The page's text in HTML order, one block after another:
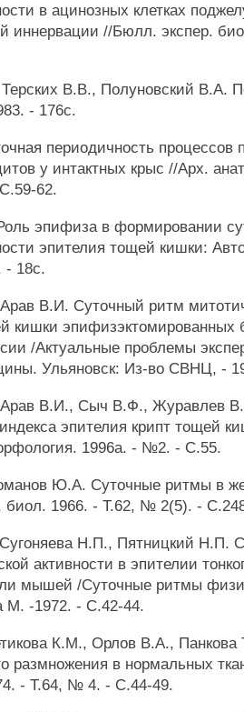
в ацинозных клетках
иннервации //Бюлл. экспер.
В.В., Полуновский В.А.
- 176с.
периодичность
у интактных крыс //Арх.
62.
эпифиза в формировании
эпителия тощей кишки:
- 18с.
В.И. Суточный ритм
кишки эпифизэктомированных
/Актуальные проблемы
Ульяновск: Из-во СВНЦ, -
Арав В.И., Сыч В.Ф., Журавлев
эпителия крипт тощей
1996а. - №2. - С.55.
Ю.А. Суточные ритмы в
биол. 1966. - Т.62, № 2(5). -
Н.П., Пятницкий Н.П.
активности в эпителии
мышей /Суточные ритмы
М. -1972. - С.42-44.
К.М., Орлов В.А., Панкова
размножения в нормальных
- Т.64, № 4. - С.44-49.